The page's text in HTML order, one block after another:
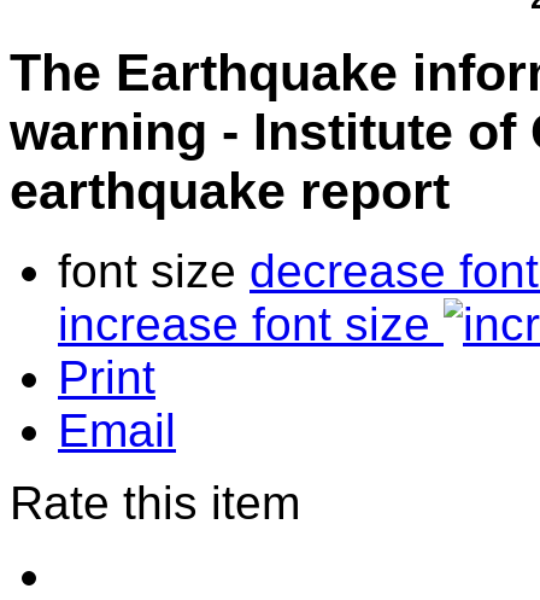
The Earthquake
warning - Institute of
earthquake report
font size decrease
increase font size
Print
Email
Rate this item